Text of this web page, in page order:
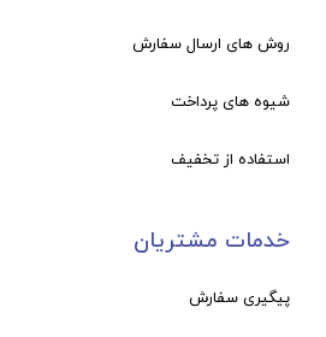
روش های ارسال سفارش
شیوه های پرداخت
استفاده از تخفیف
خدمات مشتریان
پیگیری سفارش